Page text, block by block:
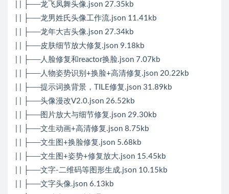
| | ├──龙飞凤舞头像.json 27.35kb
| | ├──龙男姓氏头像工作流.json 11.41kb
| | ├──龙年大吉头像.json 27.34kb
| | ├──皮肤细节放大修复.json 9.18kb
| | ├──人脸修复和reactor换脸.json 7.07kb
| | ├──人物姿势识别+换脸+高清修复.json 20.22kb
| | ├──提示词换背景，TILE修复.json 31.89kb
| | ├──头像漫改V2.0.json 26.52kb
| | ├──图片放大与细节修复.json 29.30kb
| | ├──文生动画+高清修复.json 8.75kb
| | ├──文生图+换脸修复.json 5.68kb
| | ├──文生图+姿势+修复放大.json 15.45kb
| | ├──文字-二维码等图形生成.json 10.15kb
| | ├──文字头像.json 6.13kb